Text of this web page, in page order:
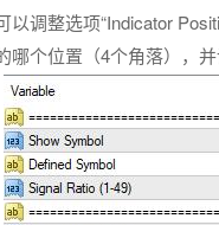
以调整选项“Indicator
哪个位置（4个角落），并